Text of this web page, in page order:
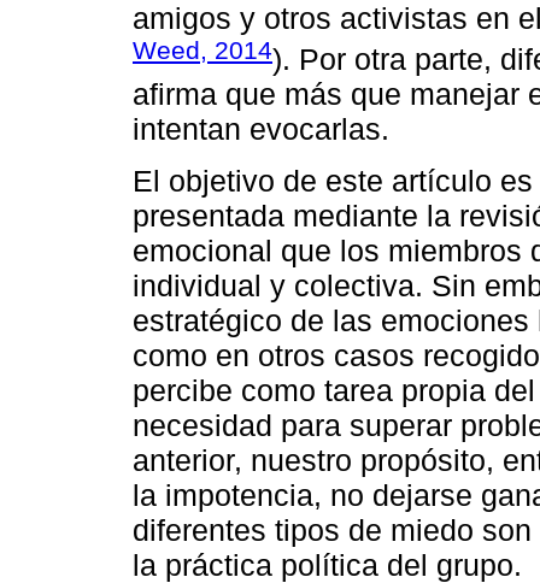
amigos y otros activistas en
Weed, 2014). Por otra parte,
afirma que más que manejar
intentan evocarlas.
El objetivo de este artículo
presentada mediante la
emocional que los miembros
individual y colectiva. Sin
estratégico de las
como en otros casos
percibe como tarea propia
necesidad para superar
anterior, nuestro propósito,
la impotencia, no dejarse
diferentes tipos de miedo
la práctica política del grupo.